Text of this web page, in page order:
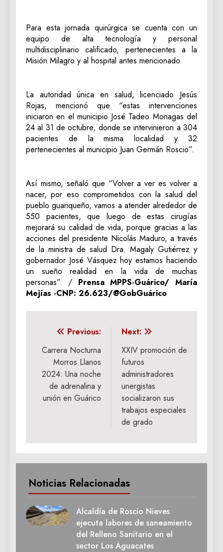
Para esta jornada quirúrgica se cuenta con un
equipo de alta tecnología y personal
multidisciplinario calificado, pertenecientes a la
Misión Milagro y al hospital antes mencionado.
La autoridad única en salud, licenciado Jesús
Rojas, mencionó que “estas intervenciones
iniciaron en el municipio José Tadeo Monagas del
24 al 31 de octubre, donde se intervinieron a 304
pacientes de la misma localidad y 32
pertenecientes al municipio Juan Germán Roscio”.
Así mismo, señaló que “Volver a ver es volver a
nacer, por eso comprometidos con la salud del
pueblo guariqueño, vamos a atender alrededor de
550 pacientes, que luego de estas cirugías
mejorará su calidad de vida, porque gracias a las
acciones del presidente Nicolás Maduro, a través
de la ministra de salud Dra. Magaly Gutiérrez y
gobernador José Vásquez hoy estamos haciendo
un sueño realidad en la vida de muchas
personas”. / Prensa MPPS-Guárico/ María
Mejías -CNP: 26.623/@GobGuárico
Navegación
de
entradas
Previous:
Carrera Nocturna
Morros Llanos
2024: Una noche
de adrenalina y
unión en Guárico
Next:
XXIV promoción de
futuros
administradores
unergistas
socializaron sus
trabajos especiales
de grado
Noticias Relacionadas
Alcaldía de Roscio Nieves
ejecuta labores de saneamiento
del Relleno Sanitario en el
sector Los Aguacates